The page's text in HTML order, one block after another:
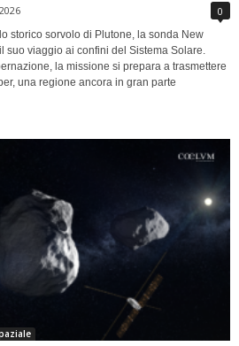
0
storico sorvolo di Plutone, la sonda New
suo viaggio ai confini del Sistema Solare.
la missione si prepara a trasmettere
una regione ancora in gran parte